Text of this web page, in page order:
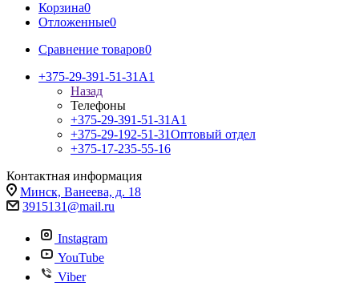
Корзина0
Отложенные0
Сравнение товаров0
+375-29-391-51-31 A1
Назад
Телефоны
+375-29-391-51-31 A1
+375-29-192-51-31Оптовый отдел
+375-17-235-55-16
Контактная информация
Минск, Ванеева, д. 18
3915131@mail.ru
Instagram
YouTube
Viber